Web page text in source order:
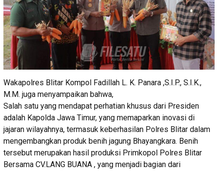
Wakapolres Blitar Kompol Fadillah L. K. Panara ,S.I.P., S.I.K.,
M.M. juga menyampaikan bahwa,
Salah satu yang mendapat perhatian khusus dari Presiden
adalah Kapolda Jawa Timur, yang memaparkan inovasi di
jajaran wilayahnya, termasuk keberhasilan Polres Blitar dalam
mengembangkan produk benih jagung Bhayangkara. Benih
tersebut merupakan hasil produksi Primkopol Polres Blitar
Bersama CV.LANG BUANA , yang menjadi bagian dari